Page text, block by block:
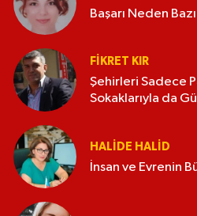
Başarı Neden
FIKRET KIR
Şehirleri Sadece
Sokaklarıyla da
HALIDE HALID
İnsan ve Evrenin